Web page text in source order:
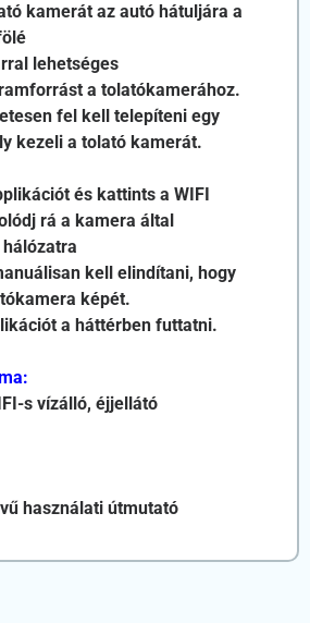
kamerát az autó hátuljára a
lehetséges
a tolatókamerához.
fel kell telepíteni egy
kezeli a tolató kamerát.
és kattints a WIFI
rá a kamera által
kell elindítani, hogy
képét.
a háttérben futtatni.
s vízálló, éjjellátó
használati útmutató